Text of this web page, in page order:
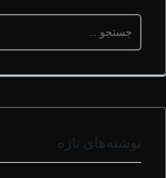
نوشته‌های تازه